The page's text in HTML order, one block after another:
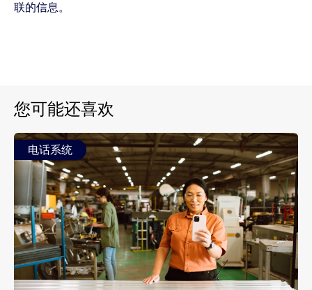
联的信息。
您可能还喜欢
电话系统